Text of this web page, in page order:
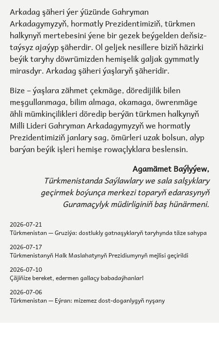
Arkadag şäheri ýer ýüzünde Gahryman
Arkadagymyzyň, hormatly Prezidentimiziň, türkmen
halkynyň mertebesini ýene bir gezek beýgelden deňsiz-
taýsyz ajaýyp şäherdir. Ol geljek nesillere biziň häzirki
beýik taryhy döwrümizden hemişelik galjak gymmatly
mirasdyr. Arkadag şäheri ýaşlaryň şäheridir.
Bize – ýaşlara zähmet çekmäge, döredijilik bilen
meşgullanmaga, bilim almaga, okamaga, öwrenmäge
ähli mümkinçilikleri döredip berýän türkmen halkynyň
Milli Lideri Gahryman Arkadagymyzyň we hormatly
Prezidentimiziň janlary sag, ömürleri uzak bolsun, alyp
barýan beýik işleri hemişe rowaçlyklara beslensin.
Agamämet Baýlyýew,
Türkmenistanda Saýlawlary we sala salşyklary
geçirmek boýunça merkezi toparyň edarasynyň
Guramaçylyk müdirliginiň baş hünärmeni.
2026-07-21
Türkmenistan — Gruziýa: dostlukly gatnaşyklaryň taryhynda täze sahypa
2026-07-17
Türkmenistanyň Halk Maslahatynyň Prezidiumynyň mejlisi geçirildi
2026-07-10
Çäjiňize bereket, edermen gallaçy babadaýhanlar!
2026-07-06
Türkmenistan — Eýran: mizemez dost-doganlygyň nyşany